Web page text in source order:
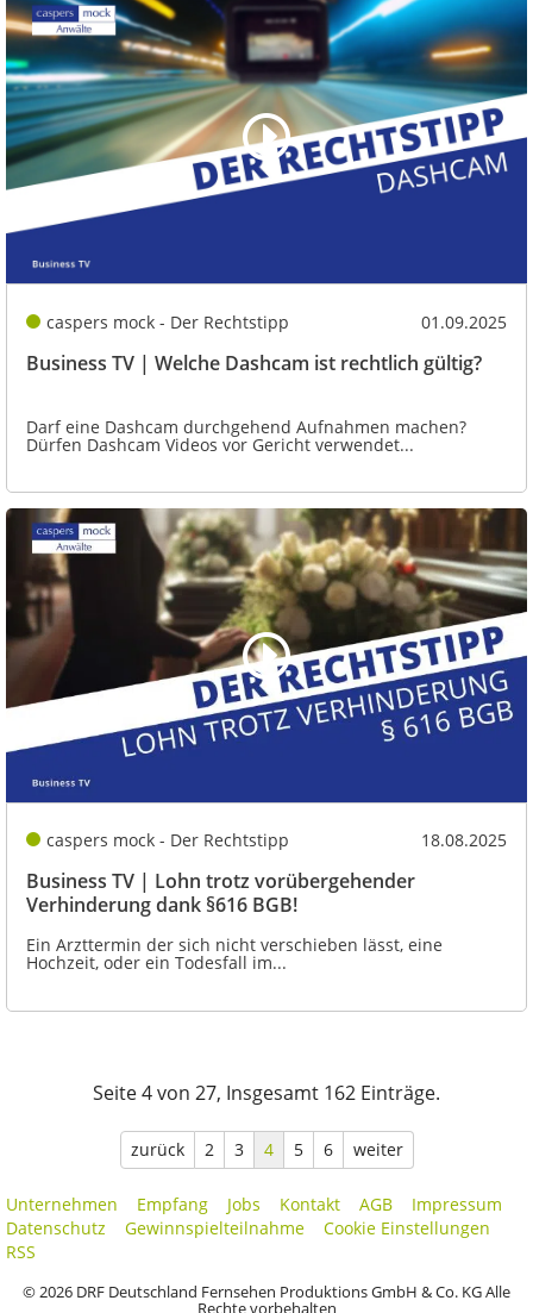
caspers mock - Der Rechtstipp 01.09.2025
Business TV | Welche Dashcam ist rechtlich gültig?
Darf eine Dashcam durchgehend Aufnahmen machen?
Dürfen Dashcam Videos vor Gericht verwendet...
caspers mock - Der Rechtstipp 18.08.2025
Business TV | Lohn trotz vorübergehender
Verhinderung dank §616 BGB!
Ein Arzttermin der sich nicht verschieben lässt, eine
Hochzeit, oder ein Todesfall im...
Seite 4 von 27, Insgesamt 162 Einträge.
zurück 2 3 4 5 6 weiter
Unternehmen Empfang Jobs Kontakt AGB
Impressum
Datenschutz
Gewinnspielteilnahme
Cookie Einstellungen
RSS
© 2026 DRF Deutschland Fernsehen Produktions GmbH & Co. KG Alle
Rechte vorbehalten